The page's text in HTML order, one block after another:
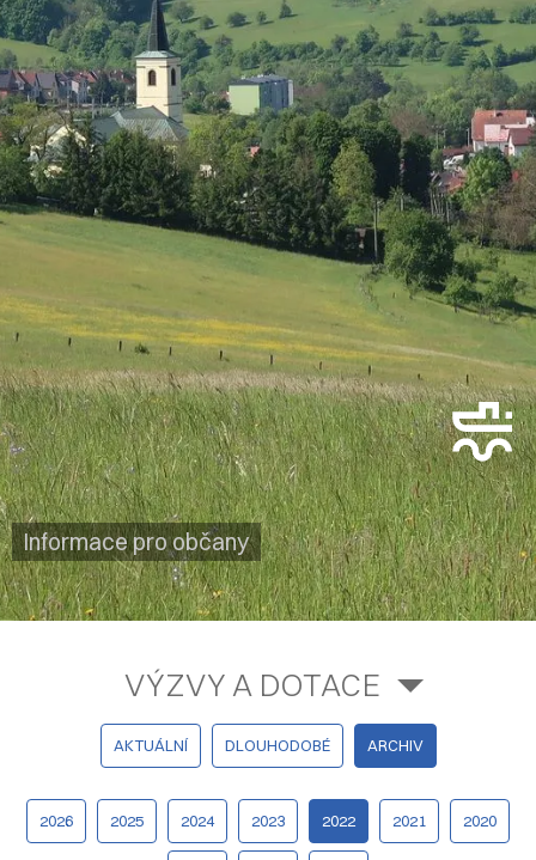
Informace pro občany
VÝZVY A DOTACE
AKTUÁLNÍ DLOUHODOBÉ ARCHIV
2026 2025 2024 2023 2022 2021 2020